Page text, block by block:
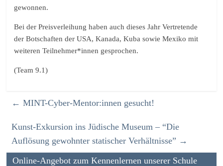
gewonnen.
Bei der Preisverleihung haben auch dieses Jahr Vertretende
der Botschaften der USA, Kanada, Kuba sowie Mexiko mit
weiteren Teilnehmer*innen gesprochen.
(Team 9.1)
← MINT-Cyber-Mentor:innen gesucht!
Kunst-Exkursion ins Jüdische Museum – “Die
Auflösung gewohnter statischer Verhältnisse” →
Online-Angebot zum Kennenlernen unserer Schule